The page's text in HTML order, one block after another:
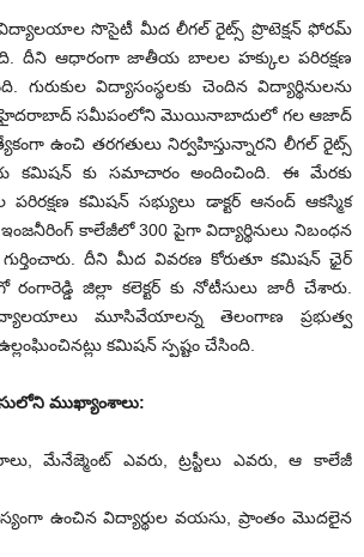
విద్యాలయాల సొసైటీ మీద లీగల్ రైట్స్ ప్రొటెక్షన్ ఫోరమ్
దీని ఆధారంగా జాతీయ బాలల హక్కుల పరిరక్షణ
గురుకుల విద్యాసంస్థలకు చెందిన విద్యార్థినులను
హైదరాబాద్ సమీపంలోని మొయినాబాదులో గల ఆజాద్
ఉంచి తరగతులు నిర్వహిస్తున్నారని లీగల్ రైట్స్
కమిషన్ కు సమాచారం అందించింది. ఈ మేరకు
కమిషన్ సభ్యులు డాక్టర్ ఆనంద్ ఆకస్మిక
కాలేజీలో 300 పైగా విద్యార్థినులు నిబంధన
గుర్తించారు. దీని మీద వివరణ కోరుతూ కమిషన్ ఛైర్
రంగారెడ్డి జిల్లా కలెక్టర్ కు నోటీసులు జారీ చేశారు.
మూసివేయాలన్న తెలంగాణ ప్రభుత్వ
కమిషన్ స్పష్టం చేసింది.
ముఖ్యాంశాలు:
మేనేజ్మెంట్ ఎవరు, ట్రస్టీలు ఎవరు, ఆ కాలేజీ
ఉంచిన విద్యార్థుల వయసు, ప్రాంతం మొదలైన